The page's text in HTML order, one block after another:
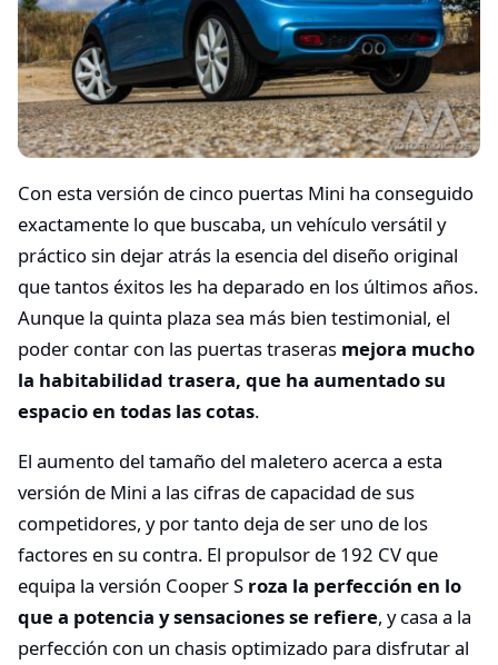
Con esta versión de cinco puertas Mini ha conseguido
exactamente lo que buscaba, un vehículo versátil y
práctico sin dejar atrás la esencia del diseño original
que tantos éxitos les ha deparado en los últimos años.
Aunque la quinta plaza sea más bien testimonial, el
poder contar con las puertas traseras mejora mucho
la habitabilidad trasera, que ha aumentado su
espacio en todas las cotas.
El aumento del tamaño del maletero acerca a esta
versión de Mini a las cifras de capacidad de sus
competidores, y por tanto deja de ser uno de los
factores en su contra. El propulsor de 192 CV que
equipa la versión Cooper S roza la perfección en lo
que a potencia y sensaciones se refiere, y casa a la
perfección con un chasis optimizado para disfrutar al